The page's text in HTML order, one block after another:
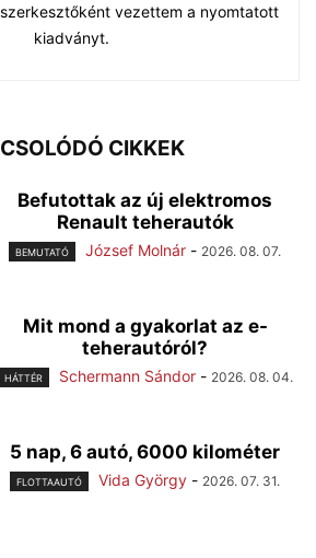
vezettem a nyomtatott
kiadványt.
CIKKEK
Befutottak az új elektromos
Renault teherautók
BEMUTATÓ József Molnár - 2026. 08. 07.
Mit mond a gyakorlat az e-
teherautóról?
HÁTTÉR Schermann Sándor - 2026. 08. 04.
5 nap, 6 autó, 6000 kilométer
FLOTTAAUTÓ Vida György - 2026. 07. 31.